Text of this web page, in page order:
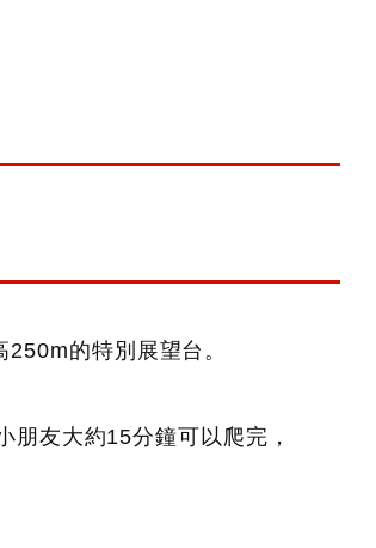
的特別展望台。
友大約15分鐘可以爬完，